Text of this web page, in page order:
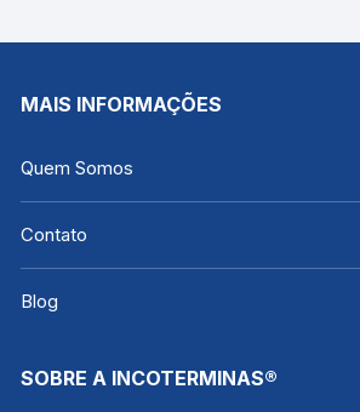
MAIS INFORMAÇÕES
Quem Somos
Contato
Blog
SOBRE A INCOTERMINAS®